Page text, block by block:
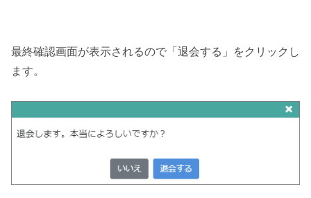
最終確認画面が表示されるので「退会する」をクリックし
ます。